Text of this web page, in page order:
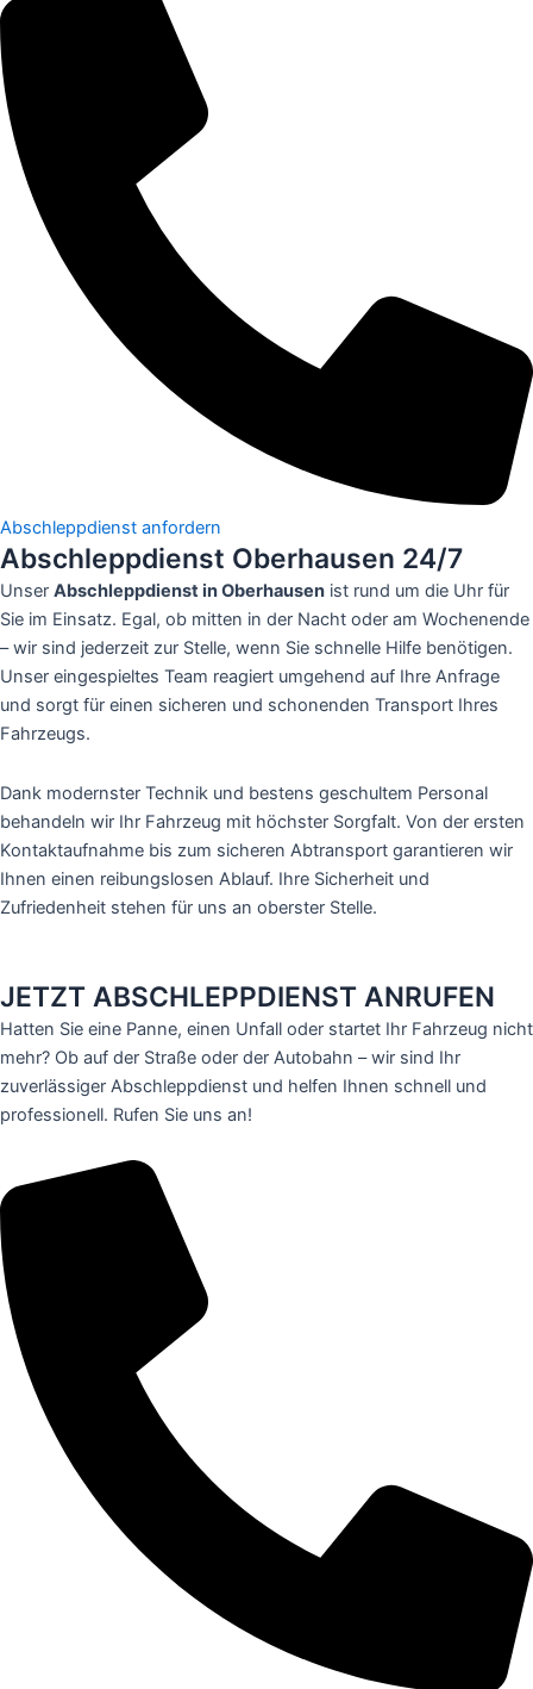
Abschleppdienst anfordern
Abschleppdienst Oberhausen 24/7
Unser Abschleppdienst in Oberhausen ist rund um die Uhr für
Sie im Einsatz. Egal, ob mitten in der Nacht oder am Wochenende
– wir sind jederzeit zur Stelle, wenn Sie schnelle Hilfe benötigen.
Unser eingespieltes Team reagiert umgehend auf Ihre Anfrage
und sorgt für einen sicheren und schonenden Transport Ihres
Fahrzeugs.
Dank modernster Technik und bestens geschultem Personal
behandeln wir Ihr Fahrzeug mit höchster Sorgfalt. Von der ersten
Kontaktaufnahme bis zum sicheren Abtransport garantieren wir
Ihnen einen reibungslosen Ablauf. Ihre Sicherheit und
Zufriedenheit stehen für uns an oberster Stelle.
JETZT ABSCHLEPPDIENST ANRUFEN
Hatten Sie eine Panne, einen Unfall oder startet Ihr Fahrzeug nicht
mehr? Ob auf der Straße oder der Autobahn – wir sind Ihr
zuverlässiger Abschleppdienst und helfen Ihnen schnell und
professionell. Rufen Sie uns an!